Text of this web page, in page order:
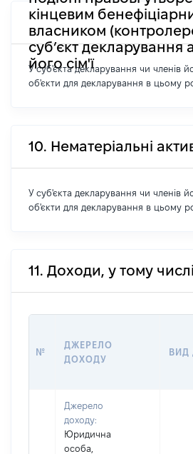
кінцевим
власником
суб’єкт декларування
його сім'ї
У суб'єкта декларування чи членів
об'єкти для декларування в цьому
10. Нематеріальні
У суб'єкта декларування чи членів
об'єкти для декларування в цьому
11. Доходи, у тому
№
ДЖЕРЕЛО
ДОХОДУ
ВИД
Джерело
доходу:
Юридична
особа,